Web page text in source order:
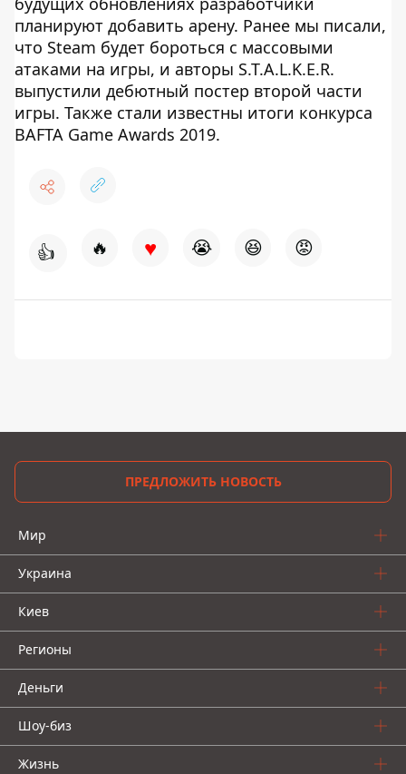
планируют добавить арену. Ранее мы писали,
что Steam будет бороться с массовыми
атаками на игры, и авторы S.T.A.L.K.E.R.
выпустили дебютный постер второй части
игры. Также стали известны итоги конкурса
BAFTA Game Awards 2019.
👍 🔥 ♥ 😭 😆 😡
ПРЕДЛОЖИТЬ НОВОСТЬ
Мир
Украина
Киев
Регионы
Деньги
Шоу-биз
Жизнь